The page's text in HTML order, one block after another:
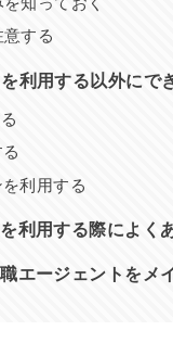
する
利用する以外にで
利用する
利用する際によく
エージェントをメ